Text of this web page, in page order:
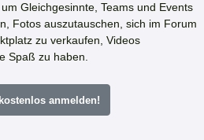
Gleichgesinnte, Teams und Events
Fotos auszutauschen, sich im Forum
zu verkaufen, Videos
Spaß zu haben.
anmelden!